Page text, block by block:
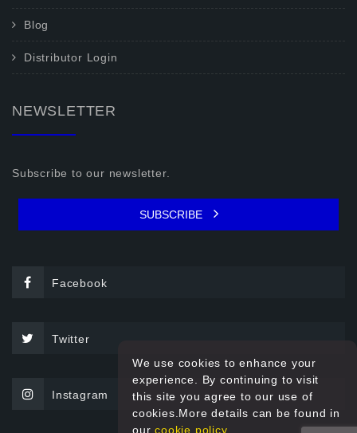
Blog
Distributor Login
NEWSLETTER
Subscribe to our newsletter.
SUBSCRIBE
Facebook
Twitter
Instagram
We use cookies to enhance your
experience. By continuing to visit
this site you agree to our use of
cookies.More details can be found in
ourcookie policy.